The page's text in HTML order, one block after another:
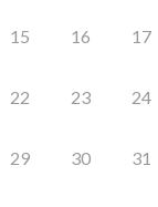
15 16 17
22 23 24
29 30 31